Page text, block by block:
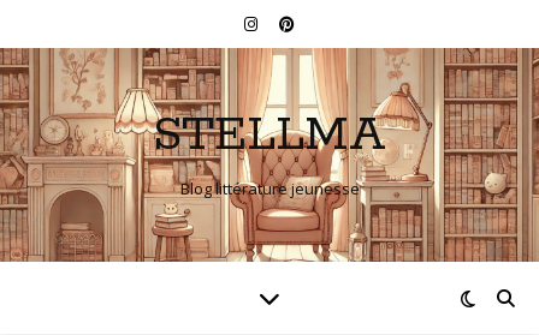
STELLMA
Blog littérature jeunesse